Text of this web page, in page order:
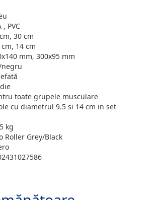
, PVC
30 cm
14 cm
mm, 300x95 mm
toate grupele musculare
cu diametrul 9.5 si 14 cm in set
kg
Roller Grey/Black